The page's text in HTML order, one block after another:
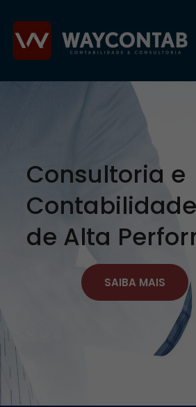
Consultoria e
Contabilidade
de Alta
SAIBA MAIS